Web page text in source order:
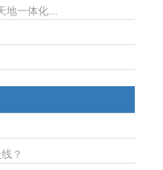
地一体化...
？